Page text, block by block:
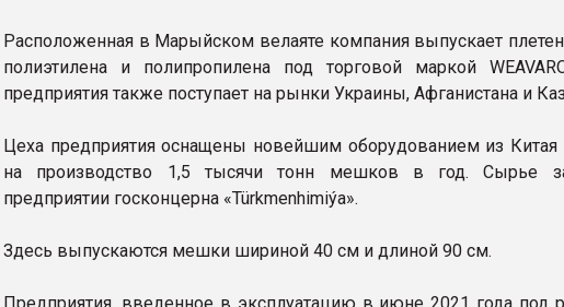
Расположенная в Марыйском велаяте компания выпускает
полиэтилена и полипропилена под торговой маркой
предприятия также поступает на рынки Украины, Афганистана и
Цеха предприятия оснащены новейшим оборудованием из Китая
на производство 1,5 тысячи тонн мешков в год. Сырье
предприятии госконцерна «Türkmenhimiýa».
Здесь выпускаются мешки шириной 40 см и длиной 90 см.
Предприятия, введенное в эксплуатацию в июне 2021 года под